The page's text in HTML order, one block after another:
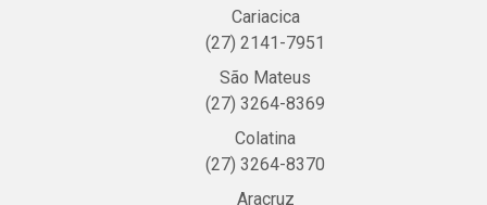
Cariacica
(27) 2141-7951
São Mateus
(27) 3264-8369
Colatina
(27) 3264-8370
Aracruz